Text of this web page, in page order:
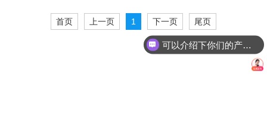
首页 上一页 1 下一页 尾页
可以介绍下你们的产品么